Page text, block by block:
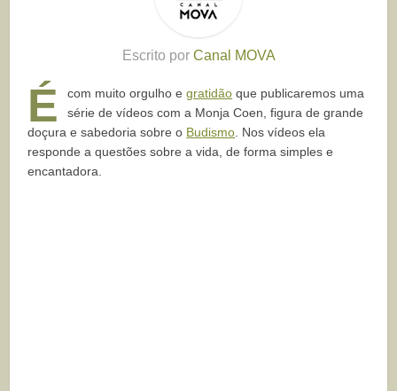
Escrito por Canal MOVA
É com muito orgulho egratidão que publicaremos uma
série de vídeos com a Monja Coen, figura de grande
doçura e sabedoria sobre o Budismo. Nos vídeos ela
responde a questões sobre a vida, de forma simples e
encantadora.